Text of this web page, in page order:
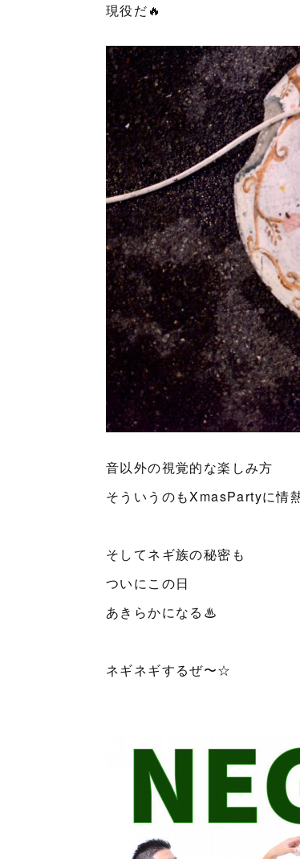
現役だ🔥
音以外の視覚的な楽しみ方
そういうのもXmasPartyに情
そしてネギ族の秘密も
ついにこの日
あきらかになる♨︎
ネギネギするぜ〜☆